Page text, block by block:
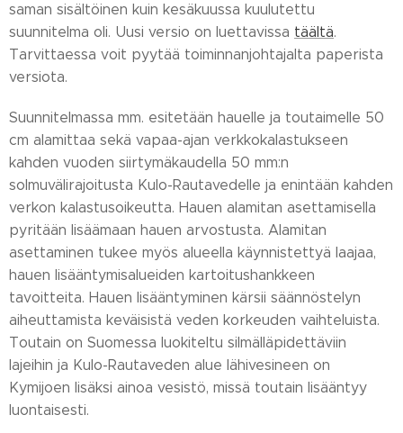
saman sisältöinen kuin kesäkuussa kuulutettu
suunnitelma oli. Uusi versio on luettavissa täältä.
Tarvittaessa voit pyytää toiminnanjohtajalta paperista
versiota.
Suunnitelmassa mm. esitetään hauelle ja toutaimelle 50
cm alamittaa sekä vapaa-ajan verkkokalastukseen
kahden vuoden siirtymäkaudella 50 mm:n
solmuvälirajoitusta Kulo-Rautavedelle ja enintään kahden
verkon kalastusoikeutta. Hauen alamitan asettamisella
pyritään lisäämaan hauen arvostusta. Alamitan
asettaminen tukee myös alueella käynnistettyä laajaa,
hauen lisääntymisalueiden kartoitushankkeen
tavoitteita. Hauen lisääntyminen kärsii säännöstelyn
aiheuttamista keväisistä veden korkeuden vaihteluista.
Toutain on Suomessa luokiteltu silmälläpidettäviin
lajeihin ja Kulo-Rautaveden alue lähivesineen on
Kymijoen lisäksi ainoa vesistö, missä toutain lisääntyy
luontaisesti.